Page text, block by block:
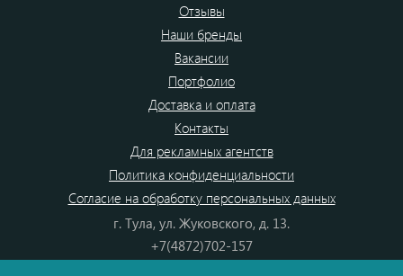
Отзывы
Наши бренды
Вакансии
Портфолио
Доставка и оплата
Контакты
Для рекламных агентств
Политика конфиденциальности
Согласие на обработку персональных данных
г. Тула, ул. Жуковского, д. 13.
+7(4872)702-157